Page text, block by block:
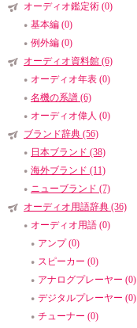
オーディオ鑑定術 (0)
基本編 (0)
例外編 (0)
オーディオ資料館 (6)
オーディオ年表 (0)
名機の系譜 (6)
オーディオ偉人 (0)
ブランド辞典 (56)
日本ブランド (38)
海外ブランド (11)
ニューブランド (7)
オーディオ用語辞典 (36)
オーディオ用語 (0)
アンプ (0)
スピーカー (0)
アナログプレーヤー (0)
デジタルプレーヤー (0)
チューナー (0)